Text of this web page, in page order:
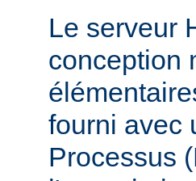
Le serveur
conception
fourni avec
Processus